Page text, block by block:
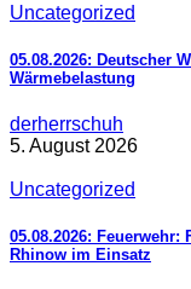
Uncategorized
05.08.2026: Deutscher
Wärmebelastung
derherrschuh
5. August 2026
Uncategorized
05.08.2026:
Rhinow im Einsatz